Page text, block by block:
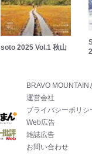
soto 2025 Vol.1 秋山
BRAVO MOUNTAIN
運営会社
プライバシーポリシ
Web広告
雑誌広告
お問い合わせ